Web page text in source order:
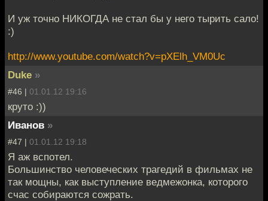
И уж точно НИКОГДА не стал бы у него тырить сало!
:)
http://www.youtube.com/watch?v=pXElh_VM0Uc
Duke »
#46 | 01.01.12 19:16
круто :))
Иванов »
#47 | 01.01.12 19:18
Я аж вспотел.
Большинство человеческих трагедий в фильмах не
так мощны, как выступление ведмежонка, которого
счас собираются сожрать.